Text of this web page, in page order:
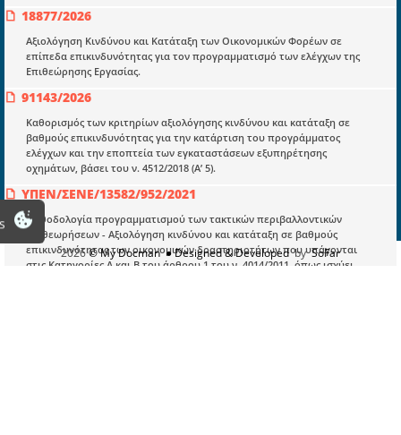
18877/2026
Αξιολόγηση Κινδύνου και Κατάταξη των Οικονομικών Φορέων σε
επίπεδα επικινδυνότητας για τον προγραμματισμό των ελέγχων της
Επιθεώρησης Εργασίας.
91143/2026
Καθορισμός των κριτηρίων αξιολόγησης κινδύνου και κατάταξη σε
βαθμούς επικινδυνότητας για την κατάρτιση του προγράμματος
ελέγχων και την εποπτεία των εγκαταστάσεων εξυπηρέτησης
οχημάτων, βάσει του ν. 4512/2018 (Α’ 5).
ΥΠΕΝ/ΣΕΝΕ/13582/952/2021
Μεθοδολογία προγραμματισμού των τακτικών περιβαλλοντικών
επιθεωρήσεων - Αξιολόγηση κινδύνου και κατάταξη σε βαθμούς
επικινδυνότητας των οικονομικών δραστηριοτήτων που υπάγονται
στις Κατηγορίες Α και Β του άρθρου 1 του ν. 4014/2011, όπως ισχύει.
Είσοδος
Εγγραφή
Οδηγίες Εγγραφής
Βοηθός Αναζήτησης
Οροι χρησης ιστοτοπου
2026© My Docman● Designed & DevelopedbySoFar